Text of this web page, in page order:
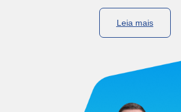
Leia mais